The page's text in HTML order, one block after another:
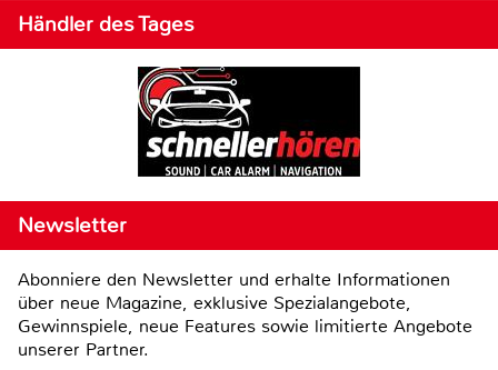
Händler des Tages
Newsletter
Abonniere den Newsletter und erhalte Informationen
über neue Magazine, exklusive Spezialangebote,
Gewinnspiele, neue Features sowie limitierte Angebote
unserer Partner.